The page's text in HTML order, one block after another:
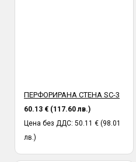
ПЕРФОРИРАНА СТЕНА SC-3
60.13 € (117.60 лв.)
Цена без ДДС: 50.11 € (98.01
лв.)